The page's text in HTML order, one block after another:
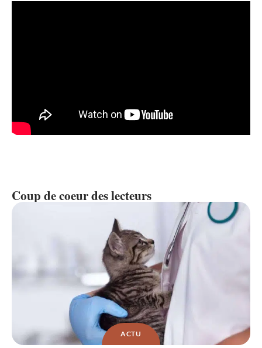
Coup de coeur des lecteurs
ACTU